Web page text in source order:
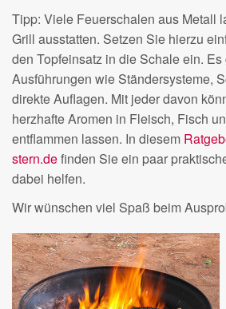
Tipp: Viele Feuerschalen aus Metall
Grill ausstatten. Setzen Sie hierzu
den Topfeinsatz in die Schale ein.
Ausführungen wie Ständersysteme,
direkte Auflagen. Mit jeder davon
herzhafte Aromen in Fleisch, Fisch
entflammen lassen. In diesem
stern.definden Sie ein paar
dabei helfen.
Wir wünschen viel Spaß beim